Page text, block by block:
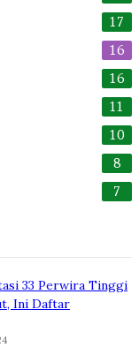
17
16
16
11
10
8
7
33 Perwira Tinggi
Ini Daftar